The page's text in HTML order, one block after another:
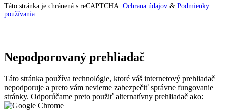
Táto stránka je chránená s reCAPTCHA. Ochrana údajov & Podmienky
používania.
Nepodporovaný prehliadač
Táto stránka používa technológie, ktoré váš internetový prehliadač
nepodporuje a preto vám nevieme zabezpečiť správne fungovanie
stránky. Odporúčame preto použiť alternatívny prehliadač ako: